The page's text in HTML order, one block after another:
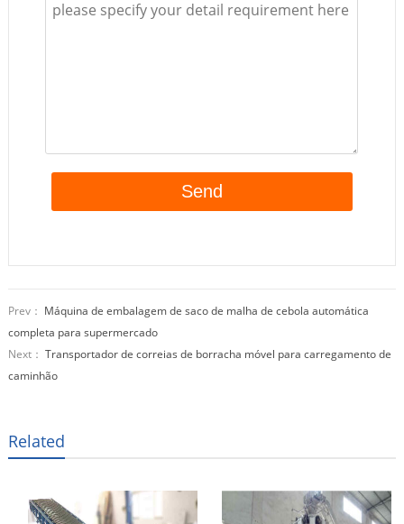
Prev： Máquina de embalagem de saco de malha de cebola automática
completa para supermercado
Next： Transportador de correias de borracha móvel para carregamento de
caminhão
Related